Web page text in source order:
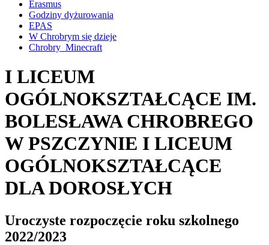
Erasmus
Godziny dyżurowania
EPAS
W Chrobrym się dzieje
Chrobry_Minecraft
I LICEUM
OGÓLNOKSZTAŁCĄCE IM.
BOLESŁAWA CHROBREGO
W PSZCZYNIE I LICEUM
OGÓLNOKSZTAŁCĄCE
DLA DOROSŁYCH
Uroczyste rozpoczęcie roku szkolnego
2022/2023